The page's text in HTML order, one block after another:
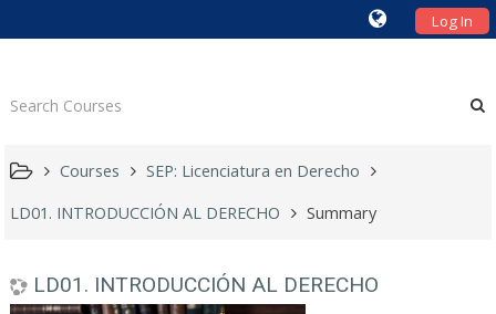
Log In
Courses
SEP: Licenciatura en Derecho
LD01. INTRODUCCIÓN AL DERECHO
Summary
LD01. INTRODUCCIÓN AL DERECHO